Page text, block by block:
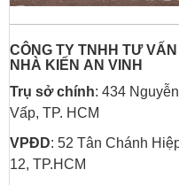
CÔNG TY TNHH TƯ
NHÀ KIẾN AN VINH
Trụ sở chính: 434
Vấp, TP. HCM
VPĐD: 52 Tân Chánh
12, TP.HCM